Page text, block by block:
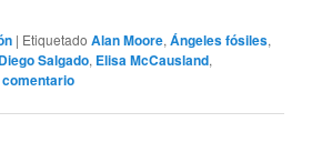
| Etiquetado Alan Moore,Ángeles fósiles,
Diego Salgado, Elisa McCausland,
comentario